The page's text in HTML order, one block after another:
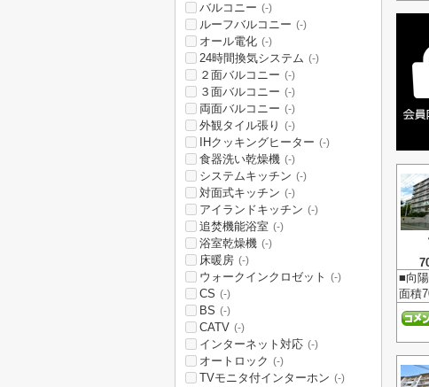
■向
面積
バルコニー (-)
ルーフバルコニー (-)
オール電化 (-)
24時間換気システム (-)
２面バルコニー (-)
３面バルコニー (-)
両面バルコニー (-)
外観タイル張り (-)
IHクッキングヒーター (-)
食器洗い乾燥機 (-)
システムキッチン (-)
対面式キッチン (-)
アイランドキッチン (-)
追焚機能浴室 (-)
浴室乾燥機 (-)
床暖房 (-)
ウォークインクロゼット (-)
CS (-)
BS (-)
CATV (-)
インターネット対応 (-)
オートロック (-)
TVモニタ付インターホン (-)